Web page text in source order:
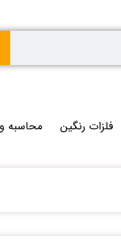
فلزات رنگین محاسبه